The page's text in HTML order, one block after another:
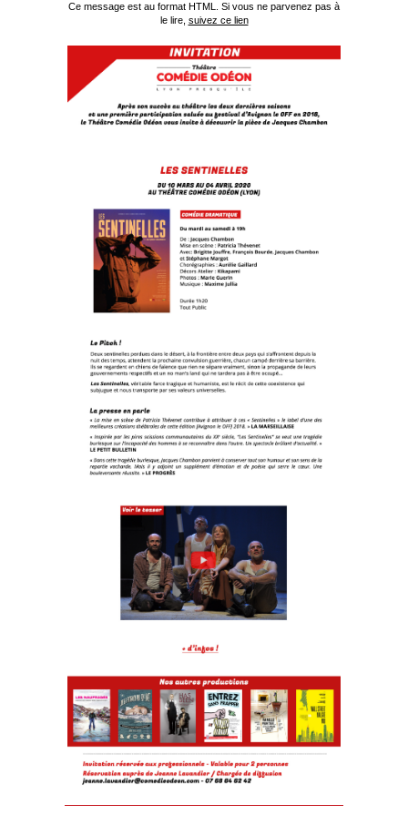
Ce message est au format HTML. Si vous ne parvenez pas à
le lire, suivez ce lien